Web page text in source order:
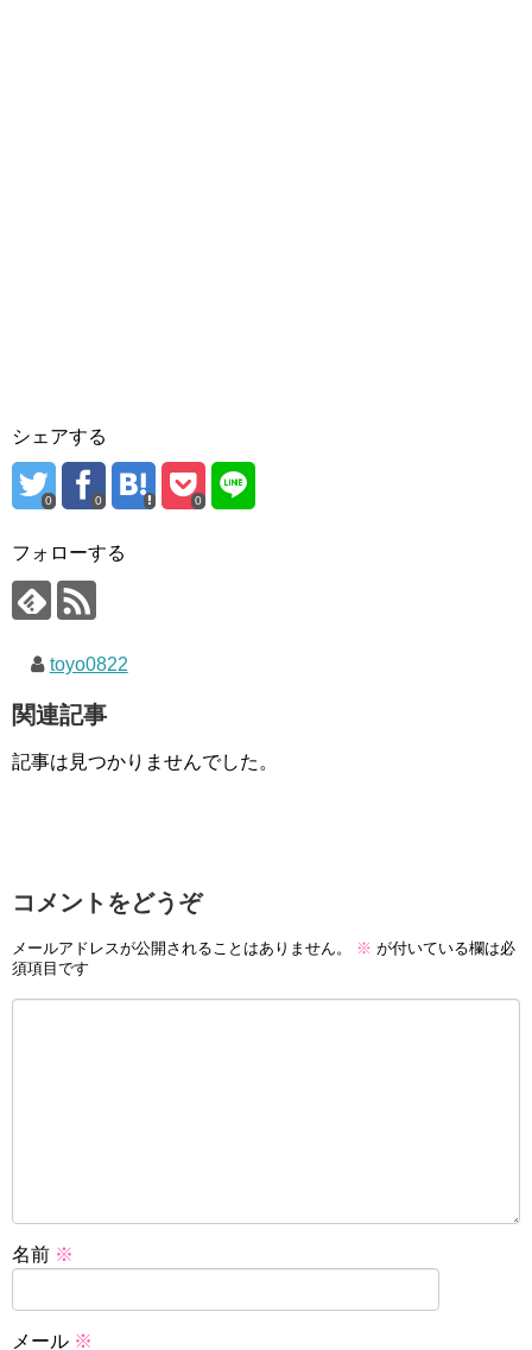
シェアする
0 0 0
フォローする
toyo0822
関連記事
記事は見つかりませんでした。
コメントをどうぞ
メールアドレスが公開されることはありません。 ※ が付いている欄は必
須項目です
名前 ※
メール ※